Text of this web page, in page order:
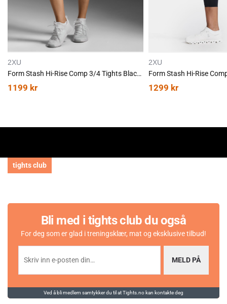
2XU
Form Stash Hi-Rise Comp 3/4 Tights Black/Black
1199 kr
2XU
1299 kr
tights club
Bli med i tights club du også
For deg som er glad i treningsklær, mat og eksklusive tilbud!
MELD PÅ
Ved å bli medlem samtykker du til at Tights.no kan kontakte deg